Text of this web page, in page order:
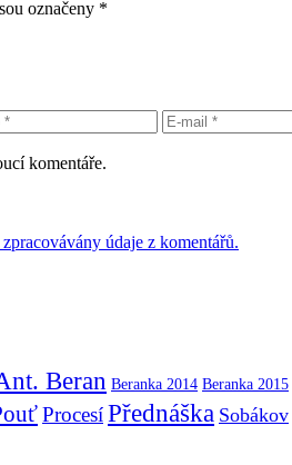
označeny *
komentáře.
údaje z komentářů.
Beran Beranka 2014 Beranka 2015
ProcesíPřednáška Sobákov